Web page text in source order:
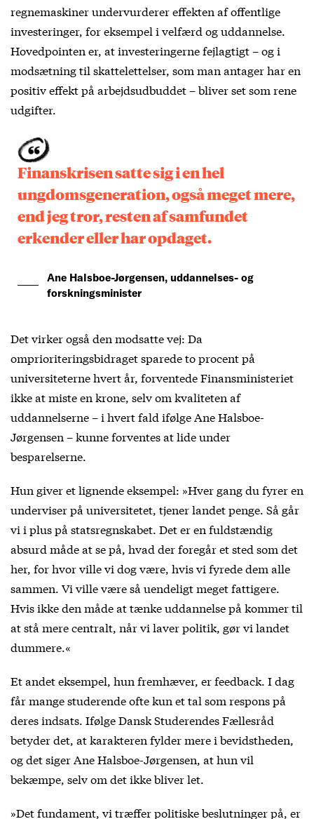
regnemaskiner undervurderer effekten af offentlige
investeringer, for eksempel i velfærd og uddannelse.
Hovedpointen er, at investeringerne fejlagtigt – og i
modsætning til skattelettelser, som man antager har en
positiv effekt på arbejdsudbuddet – bliver set som rene
udgifter.
Finanskrisen satte sig i en hel
ungdomsgeneration, også meget mere,
end jeg tror, resten af samfundet
erkender eller har opdaget.
Ane Halsboe-Jørgensen, uddannelses- og
forskningsminister
Det virker også den modsatte vej: Da
omprioriteringsbidraget sparede to procent på
universiteterne hvert år, forventede Finansministeriet
ikke at miste en krone, selv om kvaliteten af
uddannelserne – i hvert fald ifølge Ane Halsboe-
Jørgensen – kunne forventes at lide under
besparelserne.
Hun giver et lignende eksempel: »Hver gang du fyrer en
underviser på universitetet, tjener landet penge. Så går
vi i plus på statsregnskabet. Det er en fuldstændig
absurd måde at se på, hvad der foregår et sted som det
her, for hvor ville vi dog være, hvis vi fyrede dem alle
sammen. Vi ville være så uendeligt meget fattigere.
Hvis ikke den måde at tænke uddannelse på kommer til
at stå mere centralt, når vi laver politik, gør vi landet
dummere.«
Et andet eksempel, hun fremhæver, er feedback. I dag
får mange studerende ofte kun et tal som respons på
deres indsats. Ifølge Dansk Studerendes Fællesråd
betyder det, at karakteren fylder mere i bevidstheden,
og det siger Ane Halsboe-Jørgensen, at hun vil
bekæmpe, selv om det ikke bliver let.
»Det fundament, vi træffer politiske beslutninger på, er